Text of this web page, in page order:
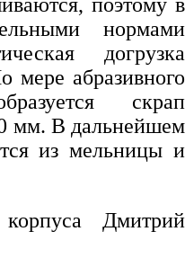
нормами
догрузка
мере абразивного
скрап
мм. В дальнейшем
из мельницы и
Дмитрий